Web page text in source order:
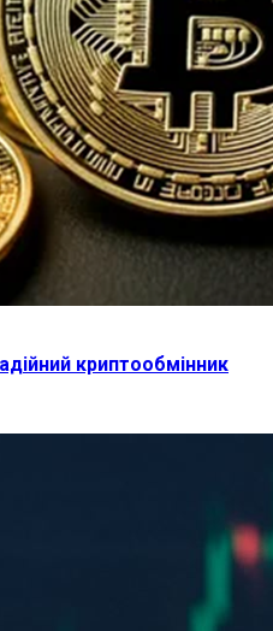
криптообмінник